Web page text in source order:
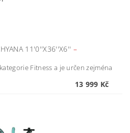
11'0''X36''X6'' –
Fitness a je určen zejména
13 999 Kč